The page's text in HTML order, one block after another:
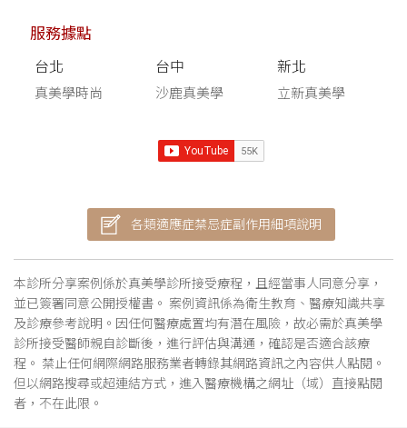
服務據點
台北
真美學時尚
台中
沙鹿真美學
新北
立新真美學
各類適應症禁忌症副作用細項說明
本診所分享案例係於真美學診所接受療程，且經當事人同意分享，
並已簽署同意公開授權書。 案例資訊係為衛生教育、醫療知識共享
及診療參考說明。因任何醫療處置均有潛在風險，故必需於真美學
診所接受醫師親自診斷後，進行評估與溝通，確認是否適合該療
程。 禁止任何網際網路服務業者轉錄其網路資訊之內容供人點閱。
但以網路搜尋或超連結方式，進入醫療機構之網址（域）直接點閱
者，不在此限。